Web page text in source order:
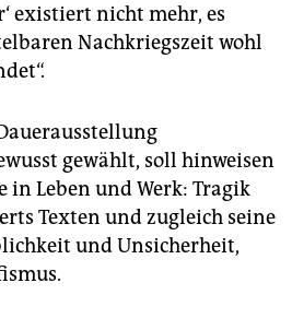
existiert nicht mehr, es
Nachkriegszeit wohl
gewählt, soll hinweisen
in Leben und Werk: Tragik
Texten und zugleich seine
und Unsicherheit,